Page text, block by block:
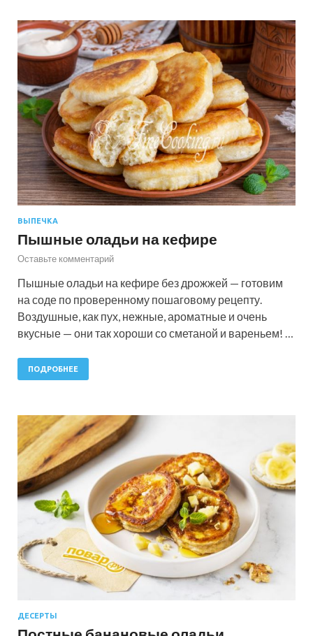
ВЫПЕЧКА
Пышные оладьи на кефире
Оставьте комментарий
Пышные оладьи на кефире без дрожжей — готовим
на соде по проверенному пошаговому рецепту.
Воздушные, как пух, нежные, ароматные и очень
вкусные — они так хороши со сметаной и вареньем! …
ПОДРОБНЕЕ
ДЕСЕРТЫ